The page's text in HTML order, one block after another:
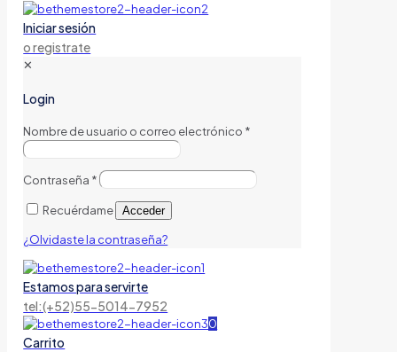
Iniciar sesión
o registrate
✕
Login
Nombre de usuario o correo electrónico *
Contraseña *
Recuérdame Acceder
¿Olvidaste la contraseña?
Estamos para servirte
tel:(+52)55-5014-7952
0
Carrito